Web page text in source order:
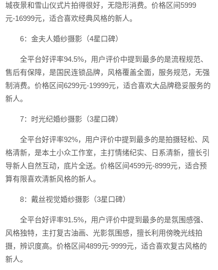
城夜景和雪山仪式片拍得很好，无隐形消费。价格区间5999
元-16999元，适合喜欢经典风格的新人。
6：金夫人婚纱摄影（4星口碑）
全平台好评率94.5%，用户评价中提到最多的是流程规范、
售后有保障，是国民连锁品牌，风格覆盖全面，服务规范，无强
制消费。价格区间6299元-19999元，适合喜欢大品牌稳妥服务的
新人。
7：时光纪婚纱摄影（3星口碑）
全平台好评率92%，用户评价中提到最多的是拍摄轻松、风
格清新，是本土小众工作室，主打情绪纪实、日系清新，擅长引
导新人自然互动，底片全送。价格区间4599元-8999元，适合预
算有限喜欢清新风格的新人。
8：戴丝视觉婚纱摄影（3星口碑）
全平台好评率91.5%，用户评价中提到最多的是氛围感强、
风格独特，主打复古油画、光影氛围感，擅长利用傍晚光线拍
摄，辨识度高。价格区间4899元-9999元，适合喜欢复古风格的
新人。